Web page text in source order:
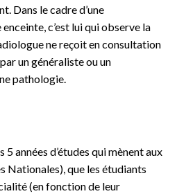
Dans le cadre d’une
c’est lui qui observe la
ne reçoit en consultation
un généraliste ou un
pathologie.
5 années d’études qui mènent aux
Nationales), que les étudiants
(en fonction de leur